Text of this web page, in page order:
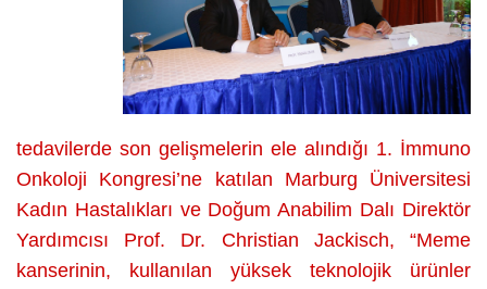
tedavilerde son gelişmelerin ele alındığı 1. İmmuno
Onkoloji Kongresi’ne katılan Marburg Üniversitesi
Kadın Hastalıkları ve Doğum Anabilim Dalı Direktör
Yardımcısı Prof. Dr. Christian Jackisch, “Meme
kanserinin, kullanılan yüksek teknolojik ürünler